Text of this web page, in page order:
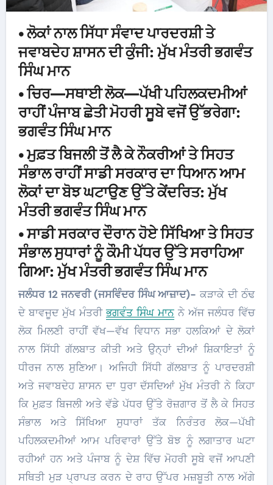
• ਲੋਕਾਂ ਨਾਲ ਸਿੱਧਾ ਸੰਵਾਦ ਪਾਰਦਰਸ਼ੀ ਤੇ
ਜਵਾਬਦੇਹ ਸ਼ਾਸਨ ਦੀ ਕੁੰਜੀ: ਮੁੱਖ ਮੰਤਰੀ ਭਗਵੰਤ
ਸਿੰਘ ਮਾਨ
• ਚਿਰ—ਸਥਾਈ ਲੋਕ—ਪੱਖੀ ਪਹਿਲਕਦਮੀਆਂ
ਰਾਹੀਂ ਪੰਜਾਬ ਛੇਤੀ ਮੋਹਰੀ ਸੂਬੇ ਵਜੋਂ ਉੱਭਰੇਗਾ:
ਭਗਵੰਤ ਸਿੰਘ ਮਾਨ
• ਮੁਫ਼ਤ ਬਿਜਲੀ ਤੋਂ ਲੈ ਕੇ ਨੌਕਰੀਆਂ ਤੇ ਸਿਹਤ
ਸੰਭਾਲ ਰਾਹੀਂ ਸਾਡੀ ਸਰਕਾਰ ਦਾ ਧਿਆਨ ਆਮ
ਲੋਕਾਂ ਦਾ ਬੋਝ ਘਟਾਉਣ ਉੱਤੇ ਕੇਂਦਰਿਤ: ਮੁੱਖ
ਮੰਤਰੀ ਭਗਵੰਤ ਸਿੰਘ ਮਾਨ
• ਸਾਡੀ ਸਰਕਾਰ ਦੌਰਾਨ ਹੋਏ ਸਿੱਖਿਆ ਤੇ ਸਿਹਤ
ਸੰਭਾਲ ਸੁਧਾਰਾਂ ਨੂੰ ਕੌਮੀ ਪੱਧਰ ਉੱਤੇ ਸਰਾਹਿਆ
ਗਿਆ: ਮੁੱਖ ਮੰਤਰੀ ਭਗਵੰਤ ਸਿੰਘ ਮਾਨ
ਜਲੰਧਰ 12 ਜਨਵਰੀ (ਜਸਵਿੰਦਰ ਸਿੰਘ ਆਜ਼ਾਦ)- ਕੜਾਕੇ ਦੀ ਠੰਢ
ਦੇ ਬਾਵਜੂਦ ਮੁੱਖ ਮੰਤਰੀਭਗਵੰਤ ਸਿੰਘ ਮਾਨ ਨੇ ਅੱਜ ਜਲੰਧਰ ਵਿੱਚ
ਲੋਕ ਮਿਲਣੀ ਰਾਹੀਂ ਵੱਖ—ਵੱਖ ਵਿਧਾਨ ਸਭਾ ਹਲਕਿਆਂ ਦੇ ਲੋਕਾਂ
ਨਾਲ ਸਿੱਧੀ ਗੱਲਬਾਤ ਕੀਤੀ ਅਤੇ ਉਨ੍ਹਾਂ ਦੀਆਂ ਸ਼ਿਕਾਇਤਾਂ ਨੂੰ
ਧੀਰਜ ਨਾਲ ਸੁਣਿਆ। ਅਜਿਹੀ ਸਿੱਧੀ ਗੱਲਬਾਤ ਨੂੰ ਪਾਰਦਰਸ਼ੀ
ਅਤੇ ਜਵਾਬਦੇਹ ਸ਼ਾਸਨ ਦਾ ਧੁਰਾ ਦੱਸਦਿਆਂ ਮੁੱਖ ਮੰਤਰੀ ਨੇ ਕਿਹਾ
ਕਿ ਮੁਫ਼ਤ ਬਿਜਲੀ ਅਤੇ ਵੱਡੇ ਪੱਧਰ ਉੱਤੇ ਰੋਜ਼ਗਾਰ ਤੋਂ ਲੈ ਕੇ ਸਿਹਤ
ਸੰਭਾਲ ਅਤੇ ਸਿੱਖਿਆ ਸੁਧਾਰਾਂ ਤੱਕ ਨਿਰੰਤਰ ਲੋਕ—ਪੱਖੀ
ਪਹਿਲਕਦਮੀਆਂ ਆਮ ਪਰਿਵਾਰਾਂ ਉੱਤੇ ਬੋਝ ਨੂੰ ਲਗਾਤਾਰ ਘਟਾ
ਰਹੀਆਂ ਹਨ ਅਤੇ ਪੰਜਾਬ ਨੂੰ ਦੇਸ਼ ਵਿੱਚ ਮੋਹਰੀ ਸੂਬੇ ਵਜੋਂ ਆਪਣੀ
ਸਥਿਤੀ ਮੁੜ ਪ੍ਰਾਪਤ ਕਰਨ ਦੇ ਰਾਹ ਉੱਪਰ ਮਜ਼ਬੂਤੀ ਨਾਲ ਅੱਗੇ